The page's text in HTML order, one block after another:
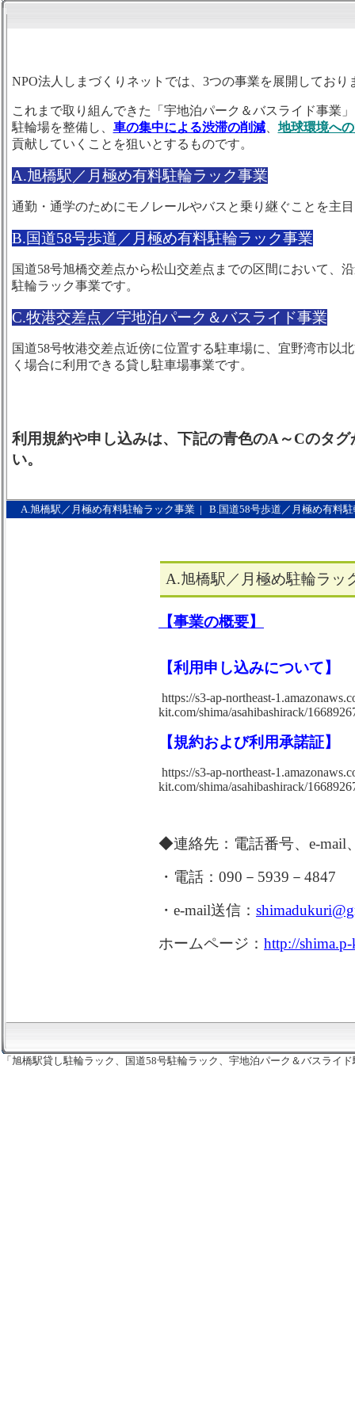
NPO法人しまづくりネットでは、3つの事業を展開しており
これまで取り組んできた「宇地泊パーク＆バスライド事業
駐輪場を整備し、 車の集中による渋滞の削減、 地球環境へ
貢献していくことを狙いとするものです。
A.旭橋駅／月極め有料駐輪ラック事業
通勤・通学のためにモノレールやバスと乗り継ぐことを主
B.国道58号歩道／月極め有料駐輪ラック事業
国道58号旭橋交差点から松山交差点までの区間において、
駐輪ラック事業です。
C.牧港交差点／宇地泊パーク＆バスラ イド事業
国道58号牧港交差点近傍に位置する駐車場に、宜野湾市以
く場合に利用できる貸し駐車場事業です。
利用規約や申し込みは、下記の青色のA～Cのタ
い。
A.旭橋駅／月極め有料駐輪ラック事業| B.国道58号歩道／月極め有料
A.旭橋駅／月極め駐輪ラッ
【事業の概要】
【利用申し込みについて】
https://s3-ap-northeast-
kit.com/shima/asahibashirack/
【規約および利用承諾証】
https://s3-ap-northeast-
kit.com/shima/asahibashirack/
◆連絡先：電話番号、e-
・電話：090－5939－4847
・e-mail送信：
ホームページ： http://
「旭橋駅貸し駐輪ラック、国道58号駐輪ラック、宇地泊パーク＆バスライ